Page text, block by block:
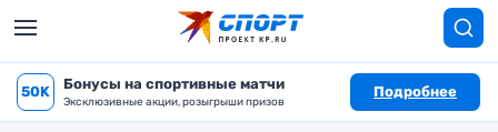
50K Бонусы на спортивные матчи
Эксклюзивные акции, розыгрыши призов
Подробнее